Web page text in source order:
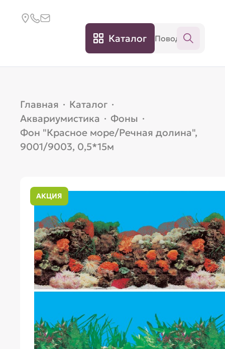
Каталог
Главная · Каталог ·
Аквариумистика · Фоны ·
Фон "Красное море/Речная долина",
9001/9003, 0,5*15м
АКЦИЯ